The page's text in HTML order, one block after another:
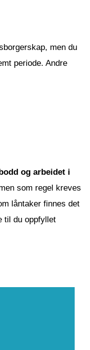
men du
periode. Andre
og arbeidet i
som regel kreves
låntaker finnes det
til du oppfyllet